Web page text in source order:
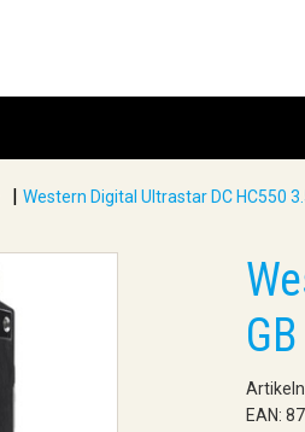
| Western Digital Ultrastar DC HC550
EAN: